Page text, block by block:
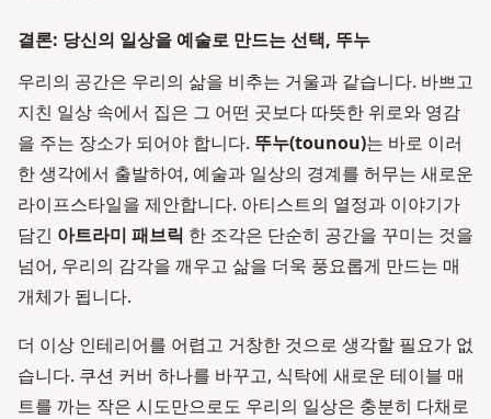
결론: 당신의 일상을 예술로 만드는 선택, 뚜누
우리의 공간은 우리의 삶을 비추는 거울과 같습니다. 바쁘고
지친 일상 속에서 집은 그 어떤 곳보다 따뜻한 위로와 영감
을 주는 장소가 되어야 합니다. 뚜누(tounou)는 바로 이러
한 생각에서 출발하여, 예술과 일상의 경계를 허무는 새로운
라이프스타일을 제안합니다. 아티스트의 열정과 이야기가
담긴 아트라미 패브릭 한 조각은 단순히 공간을 꾸미는 것을
넘어, 우리의 감각을 깨우고 삶을 더욱 풍요롭게 만드는 매
개체가 됩니다.
더 이상 인테리어를 어렵고 거창한 것으로 생각할 필요가 없
습니다. 쿠션 커버 하나를 바꾸고, 식탁에 새로운 테이블 매
트를 까는 작은 시도만으로도 우리의 일상은 충분히 다채로